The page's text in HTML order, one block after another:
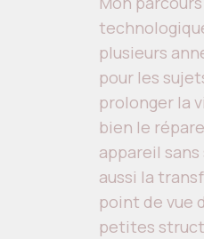
plusieurs
pour les
prolonger la
bien le
appareil
aussi la
point de vue
petites